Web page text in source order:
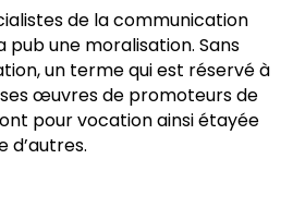
de la communication
une moralisation. Sans
un terme qui est réservé à
œuvres de promoteurs de
pour vocation ainsi étayée
d’autres.